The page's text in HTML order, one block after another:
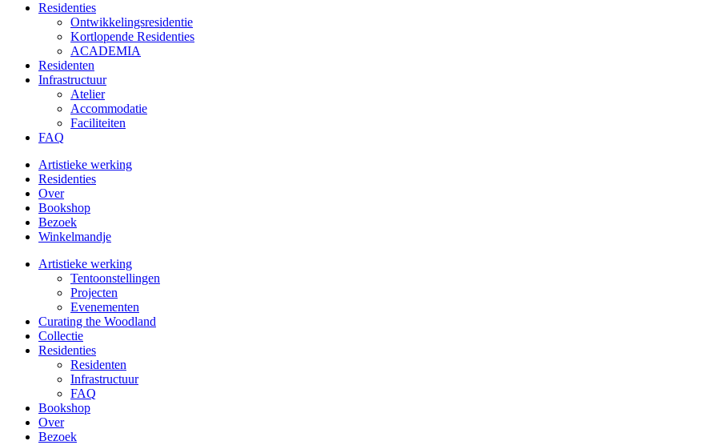
Residenties
Ontwikkelings­residentie
Kortlopende Residenties
ACADEMIA
Residenten
Infrastructuur
Atelier
Accommodatie
Faciliteiten
FAQ
Artistieke werking
Residenties
Over
Bookshop
Bezoek
Winkelmandje
Artistieke werking
Tentoonstellingen
Projecten
Evenementen
Curating the Woodland
Collectie
Residenties
Residenten
Infrastructuur
FAQ
Bookshop
Over
Bezoek